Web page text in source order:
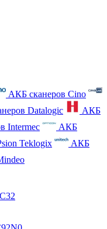
АКБ сканеров Cino
Datalogic
АКБ
Intermec
АКБ
Teklogix
АКБ